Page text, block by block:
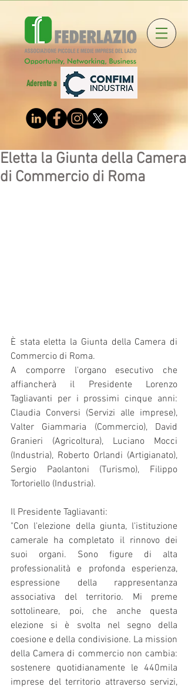
Aderente a
Eletta la Giunta della Camera
di Commercio di Roma
È stata eletta la Giunta della Camera di
Commercio di Roma.
A comporre l'organo esecutivo che
affiancherà il Presidente Lorenzo
Tagliavanti per i prossimi cinque anni:
Claudia Conversi (Servizi alle imprese),
Valter Giammaria (Commercio), David
Granieri (Agricoltura), Luciano Mocci
(Industria), Roberto Orlandi (Artigianato),
Sergio Paolantoni (Turismo), Filippo
Tortoriello (Industria).
Il Presidente Tagliavanti:
"Con l'elezione della giunta, l'istituzione
camerale ha completato il rinnovo dei
suoi organi. Sono figure di alta
professionalità e profonda esperienza,
espressione della rappresentanza
associativa del territorio. Mi preme
sottolineare, poi, che anche questa
elezione si è svolta nel segno della
coesione e della condivisione. La mission
della Camera di commercio non cambia:
sostenere quotidianamente le 440mila
imprese del territorio attraverso servizi,